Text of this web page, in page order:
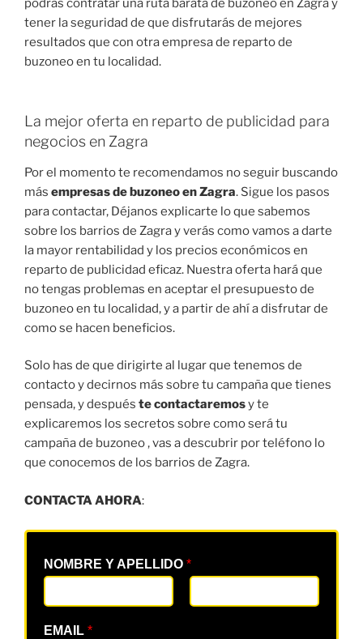
podrás contratar una ruta barata de buzoneo en Zagra y
tener la seguridad de que disfrutarás de mejores
resultados que con otra empresa de reparto de
buzoneo en tu localidad.
La mejor oferta en reparto de publicidad para
negocios en Zagra
Por el momento te recomendamos no seguir buscando
más empresas de buzoneo en Zagra. Sigue los pasos
para contactar, Déjanos explicarte lo que sabemos
sobre los barrios de Zagra y verás como vamos a darte
la mayor rentabilidad y los precios económicos en
reparto de publicidad eficaz. Nuestra oferta hará que
no tengas problemas en aceptar el presupuesto de
buzoneo en tu localidad, y a partir de ahí a disfrutar de
como se hacen beneficios.
Solo has de que dirigirte al lugar que tenemos de
contacto y decirnos más sobre tu campaña que tienes
pensada, y después te contactaremosy te
explicaremos los secretos sobre como será tu
campaña de buzoneo , vas a descubrir por teléfono lo
que conocemos de los barrios de Zagra.
CONTACTA AHORA:
NOMBRE Y APELLIDO *
EMAIL *